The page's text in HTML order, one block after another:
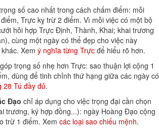
số cao nhất trong cách chấm điểm: mỗi
Trực kỵ trừ 2 điểm. Vì mỗi việc có một bộ
hỏi hợp Trực Định, Thành, Khai; khai trương
cùng một ngày có thể đẹp cho việc này
Xem ý nghĩa từng Trực để hiểu rõ hơn.
góp trọng số nhẹ hơn Trực: sao thuận lợi cộng 1
dùng để tinh chỉnh thứ hạng giữa các ngày có
28 Tú đầy đủ.
Đạo chỉ áp dụng cho việc trọng đại cần chọn
trương, ký hợp đồng...): ngày Hoàng Đạo cộng
trừ 1 điểm. Xem các loại sao chiếu mệnh.